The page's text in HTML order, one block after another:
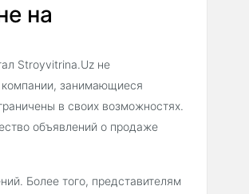
на
Stroyvitrina.Uz не
компании, занимающиеся
в своих возможностях.
объявлений о продаже
Более того, представителям